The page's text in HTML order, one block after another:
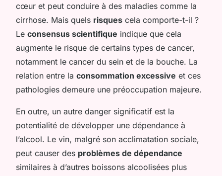
cœur et peut conduire à des maladies comme la
cirrhose. Mais quels risques cela comporte-t-il ?
Le consensus scientifique indique que cela
augmente le risque de certains types de cancer,
notamment le cancer du sein et de la bouche. La
relation entre la consommation excessive et ces
pathologies demeure une préoccupation majeure.
En outre, un autre danger significatif est la
potentialité de développer une dépendance à
l’alcool. Le vin, malgré son acclimatation sociale,
peut causer des problèmes de dépendance
similaires à d’autres boissons alcoolisées plus